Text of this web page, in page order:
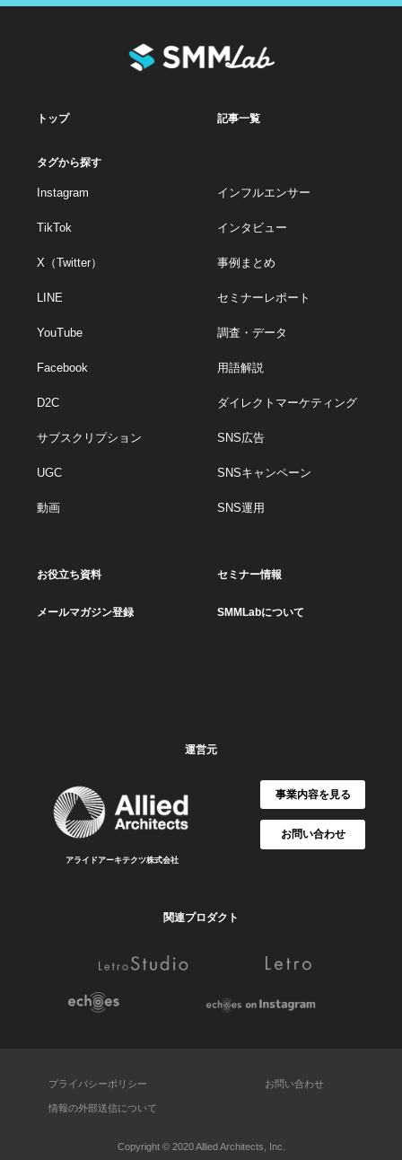
トップ 記事一覧
タグから探す
Instagram
TikTok
X（Twitter）
LINE
YouTube
Facebook
D2C
サブスクリプション
UGC
動画
インフルエンサー
インタビュー
事例まとめ
セミナーレポート
調査・データ
用語解説
ダイレクトマーケティング
SNS広告
SNSキャンペーン
SNS運用
お役立ち資料 セミナー情報
メールマガジン登録 SMMLabについて
運営元
アライドアーキテクツ株式会社
事業内容を見る
お問い合わせ
関連プロダクト
プライバシーポリシー お問い合わせ
情報の外部送信について
Copyright © 2020 Allied Architects, Inc.